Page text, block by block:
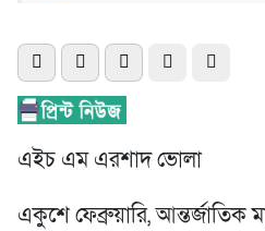
এইচ এম এরশাদ ভোলা
একুশে ফেব্রুয়ারি, আন্তর্জাতিক